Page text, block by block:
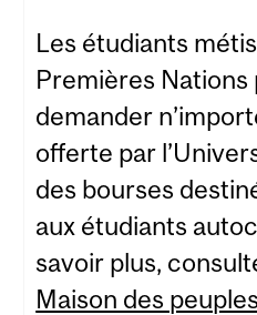
Les étudiants
Premières Nations
demander
offerte par
des bourses
aux étudiants
savoir plus,
Maison des